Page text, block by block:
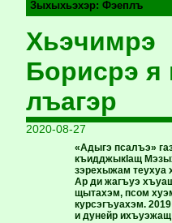
Зыхыхьэхэр:Фэеплъ
Хьэчимрэ
Борисрэ я
лъагэр
2020-08-27
«Адыгэ псалъэ»
къидджыкIащ
зэрехыжам теухуа
Ар ди жагъуэ
щытахэм, псом
курсэгъуахэм.
и дунейр